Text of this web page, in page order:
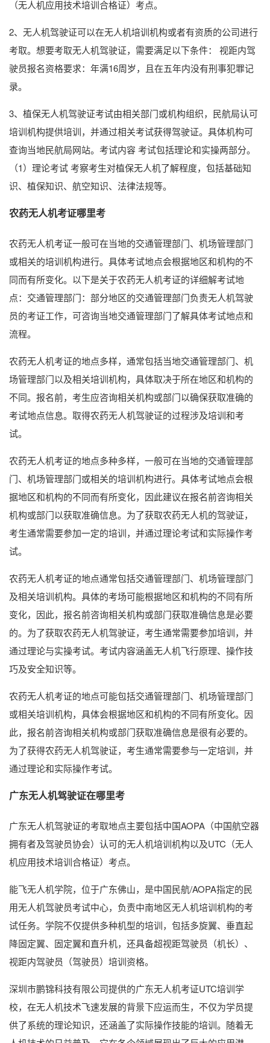
（无人机应用技术培训合格证）考点。
2、无人机驾驶证可以在无人机培训机构或者有资质的公司进行
考取。想要考取无人机驾驶证，需要满足以下条件： 视距内驾
驶员报名资格要求：年满16周岁，且在五年内没有刑事犯罪记
录。
3、植保无人机驾驶证考试由相关部门或机构组织，民航局认可
培训机构提供培训，并通过相关考试获得驾驶证。具体机构可
查询当地民航局网站。考试内容 考试包括理论和实操两部分。
（1）理论考试 考察考生对植保无人机了解程度，包括基础知
识、植保知识、航空知识、法律法规等。
农药无人机考证哪里考
农药无人机考证一般可在当地的交通管理部门、机场管理部门
或相关的培训机构进行。具体考试地点会根据地区和机构的不
同而有所变化。以下是关于农药无人机考证的详细解考试地
点：交通管理部门：部分地区的交通管理部门负责无人机驾驶
员的考证工作，可咨询当地交通管理部门了解具体考试地点和
流程。
农药无人机考证的地点多样，通常包括当地交通管理部门、机
场管理部门以及相关培训机构，具体取决于所在地区和机构的
不同。报名前，考生应咨询相关机构或部门以确保获取准确的
考试地点信息。取得农药无人机驾驶证的过程涉及培训和考
试。
农药无人机考证的地点多种多样，一般可在当地的交通管理部
门、机场管理部门或相关的培训机构进行。具体考试地点会根
据地区和机构的不同而有所变化，因此建议在报名前咨询相关
机构或部门以获取准确信息。为了获取农药无人机的驾驶证，
考生通常需要参加一定的培训，并通过理论考试和实际操作考
试。
农药无人机考证的地点通常包括交通管理部门、机场管理部门
及相关培训机构。具体的考场可能根据地区和机构的不同有所
变化，因此，报名前咨询相关机构或部门获取准确信息是必要
的。为了获取农药无人机驾驶证，考生通常需要参加培训，并
通过理论与实操考试。考试内容涵盖无人机飞行原理、操作技
巧及安全知识等。
农药无人机考证的地点可能包括交通管理部门、机场管理部门
或相关培训机构，具体会根据地区和机构的不同有所变化。因
此，报名前咨询相关机构或部门获取准确信息是很有必要的。
为了获得农药无人机驾驶证，考生通常需要参与一定培训，并
通过理论和实际操作考试。
广东无人机驾驶证在哪里考
广东无人机驾驶证的考取地点主要包括中国AOPA（中国航空器
拥有者及驾驶员协会）认可的无人机培训机构以及UTC（无人
机应用技术培训合格证）考点。
能飞无人机学院，位于广东佛山，是中国民航/AOPA指定的民
用无人机驾驶员考试中心，负责中南地区无人机培训机构的考
试任务。学院不仅提供多种机型的培训，包括多旋翼、垂直起
降固定翼、固定翼和直升机，还具备超视距驾驶员（机长）、
视距内驾驶员（驾驶员）培训资格。
深圳市鹏锦科技有限公司提供的广东无人机考证UTC培训学
校，在无人机技术飞速发展的背景下应运而生，不仅为学员提
供了系统的理论知识，还涵盖了实际操作技能的培训。随着无